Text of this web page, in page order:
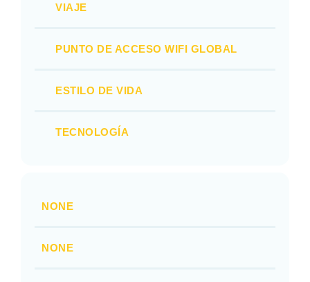
VIAJE
PUNTO DE ACCESO WIFI GLOBAL
ESTILO DE VIDA
TECNOLOGÍA
NONE
NONE